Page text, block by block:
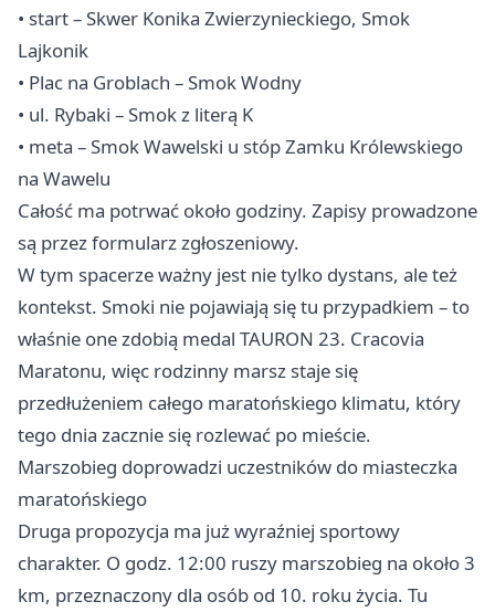
• start – Skwer Konika Zwierzynieckiego, Smok
Lajkonik
• Plac na Groblach – Smok Wodny
• ul. Rybaki – Smok z literą K
• meta – Smok Wawelski u stóp Zamku Królewskiego
na Wawelu
Całość ma potrwać około godziny. Zapisy prowadzone
są przez formularz zgłoszeniowy.
W tym spacerze ważny jest nie tylko dystans, ale też
kontekst. Smoki nie pojawiają się tu przypadkiem – to
właśnie one zdobią medal TAURON 23. Cracovia
Maratonu, więc rodzinny marsz staje się
przedłużeniem całego maratońskiego klimatu, który
tego dnia zacznie się rozlewać po mieście.
Marszobieg doprowadzi uczestników do miasteczka
maratońskiego
Druga propozycja ma już wyraźniej sportowy
charakter. O godz. 12:00 ruszy marszobieg na około 3
km, przeznaczony dla osób od 10. roku życia. Tu